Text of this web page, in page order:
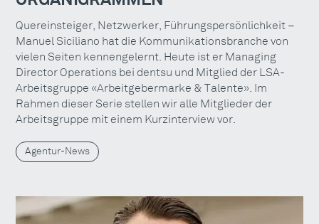
Quereinsteiger, Netzwerker, Führungspersönlichkeit –
Manuel Siciliano hat die Kommunikationsbranche von
vielen Seiten kennengelernt. Heute ist er Managing
Director Operations bei dentsu und Mitglied der LSA-
Arbeitsgruppe «Arbeitgebermarke & Talente». Im
Rahmen dieser Serie stellen wir alle Mitglieder der
Arbeitsgruppe mit einem Kurzinterview vor.
Agentur-News